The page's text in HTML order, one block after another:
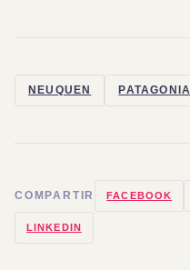
NEUQUEN PATAGONIA
COMPARTIR FACEBOOK
LINKEDIN